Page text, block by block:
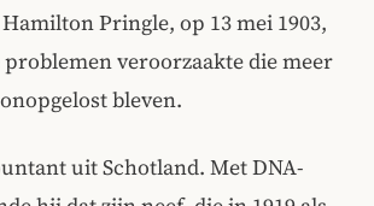
Pringle, op 13 mei 1903,
veroorzaakte die meer
bleven.
uit Schotland. Met DNA-